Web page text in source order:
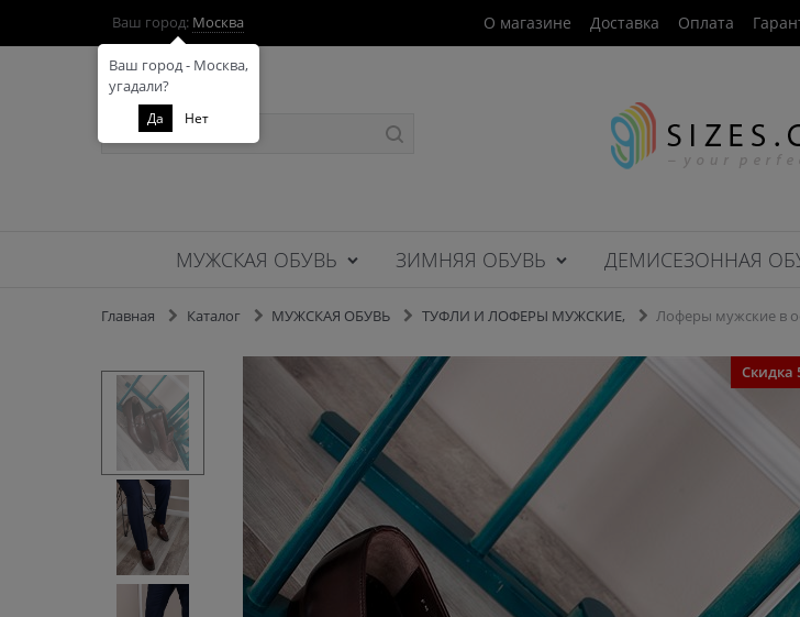
Ваш город: Москва О магазине Доставка Оплата
МУЖСКАЯ ОБУВЬ ЗИМНЯЯ ОБУВЬ ДЕМИСЕЗОННАЯ
Главная Каталог МУЖСКАЯ ОБУВЬ ТУФЛИ И ЛОФЕРЫ МУЖСКИЕ, Лоферы мужские в
Скидка
Ваш город - Москва,
угадали?
Да Нет